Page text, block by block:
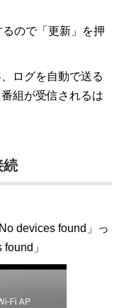
ので「更新」を押
ログを自動で送る
組が受信されるは
devices found」っ
」